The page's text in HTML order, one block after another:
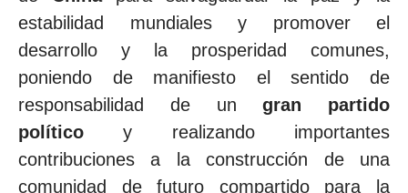
estabilidad mundiales y promover el
desarrollo y la prosperidad comunes,
poniendo de manifiesto el sentido de
responsabilidad de ungran partido
político y realizando importantes
contribuciones a la construcción de una
comunidad de futuro compartido para la